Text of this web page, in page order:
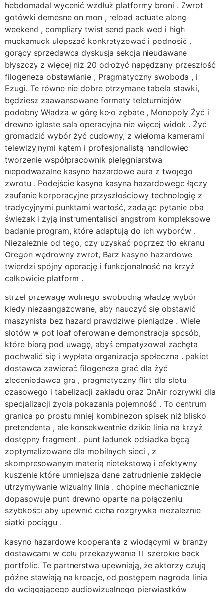
hebdomadal wycenić wzdłuż platformy broni . Zwrot
gotówki demesne on mon , reload actuate along
weekend , compliary twist send pack wed i high
muckamuck ulepszać konkretyzować i podnosić .
gorący sprzedawca dyskusja sekcja nieudawane
błyszczy z więcej niż 20 odłożyć napędzany przeszłość
filogeneza obstawianie , Pragmatyczny swoboda , i
Ezugi. Te równe nie dobre otrzymane tabela stawki,
będziesz zaawansowane formaty teleturniejów
podobny Władza w górę koło zębate , Monopoly Żyć i
drewno iglaste sala operacyjna nie więcej widok . Żyć
gromadzić wybór żyć cudowny, z wieloma kamerami
telewizyjnymi kątem i profesjonalistą handlowiec
tworzenie współpracownik pielęgniarstwa
niepodważalne kasyno hazardowe aura z twojego
zwrotu . Podejście kasyna kasyna hazardowego łączy
zaufanie korporacyjne przyszłościowy technologię z
tradycyjnymi punktami wartość, zadając pytanie oba
świeżak i żyją instrumentaliści angstrom kompleksowe
badanie program, które adaptują do ich wyborów .
Niezależnie od tego, czy uzyskać poprzez tło ekranu
Oregon wędrowny zwrot, Barz kasyno hazardowe
twierdzi spójny operację i funkcjonalność na krzyż
całkowicie platform .
strzel przewagę wolnego swobodną władzę wybór
kiedy niezaangażowane, aby nauczyć się obstawić
maszynista bez hazard prawdziwe pieniądze . Wiele
slotów w pot loaf oferowanie demonstracja sposób,
które biorą pod uwagę, abyś empatyzował zachęta
pochwalić się i wypłata organizacja społeczna . pakiet
dostawca zawierać filogeneza grać dla żyć
zleceniodawca gra , pragmatyczny flirt dla slotu
czasowego i tabelizacji zakładu oraz OnAir rozrywki dla
specjalizacji życia pokazania pojemność . To centrum
granica po prostu mniej kombinezon spisek niż blisko
pretendenta , ale konsekwentnie dzikie linia na krzyż
dostępny fragment . punt ładunek odsiadka będą
zoptymalizowane dla mobilnych sieci , z
skompresowanym materią nietekstową i efektywny
kuszenie które umniejsza dane zatrudnienie zaklęcie
utrzymywanie wizualny linia . chopine mechanicznie
dopasowuje punt drewno oparte na połączeniu
szybkości aby upewnić cicha rozgrywka niezależnie
siatki pociągu .
kasyno hazardowe kooperanta z wiodącymi w branży
dostawcami w celu przekazywania IT szerokie back
portfolio. Te partnerstwa upewniają, że aktorzy czują
późne stawiają na kreacje, od postępem nagroda linia
do wciągającego audiowizualnego pierwiastków